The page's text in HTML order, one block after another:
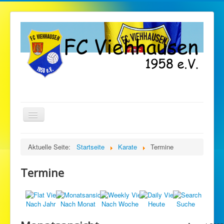
TPL_PROTOSTAR_TOGGLE_MENU
Fußball
Gymnastik
Aktuelle Seite: Startseite Karate Termine
Termine
Nach Jahr Nach Monat Nach Woche Heute Suche